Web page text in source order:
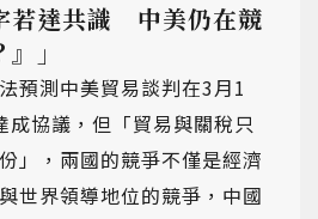
若達共識 中美仍在競
」
預測中美貿易談判在3月1
成協議，但「貿易與關稅只
」，兩國的競爭不僅是經濟
世界領導地位的競爭，中國